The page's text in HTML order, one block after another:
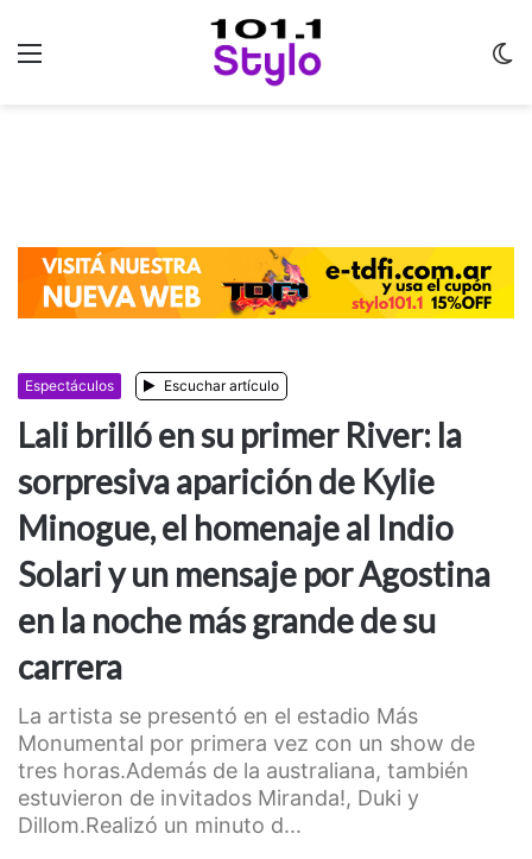
Espectáculos Escuchar artículo
Lali brilló en su primer River: la
sorpresiva aparición de Kylie
Minogue, el homenaje al Indio
Solari y un mensaje por Agostina
en la noche más grande de su
carrera
La artista se presentó en el estadio Más
Monumental por primera vez con un show de
tres horas.Además de la australiana, también
estuvieron de invitados Miranda!, Duki y
Dillom.Realizó un minuto d...